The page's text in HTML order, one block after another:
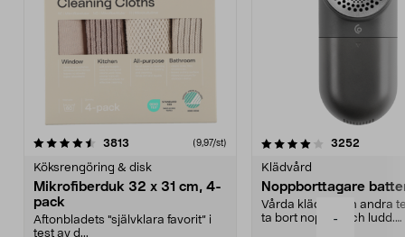
-
3813 (9,97/st)
Köksrengöring & disk
Mikrofiberduk 32 x 31 cm, 4-
pack
Aftonbladets "självklara favorit” i
test av d...
4.0av 5 stjärnor 3252
Klädvård
Noppborttagare
Vårda kläder och andra
ta bort noppor och ludd.
4.5av 5 stjärnor